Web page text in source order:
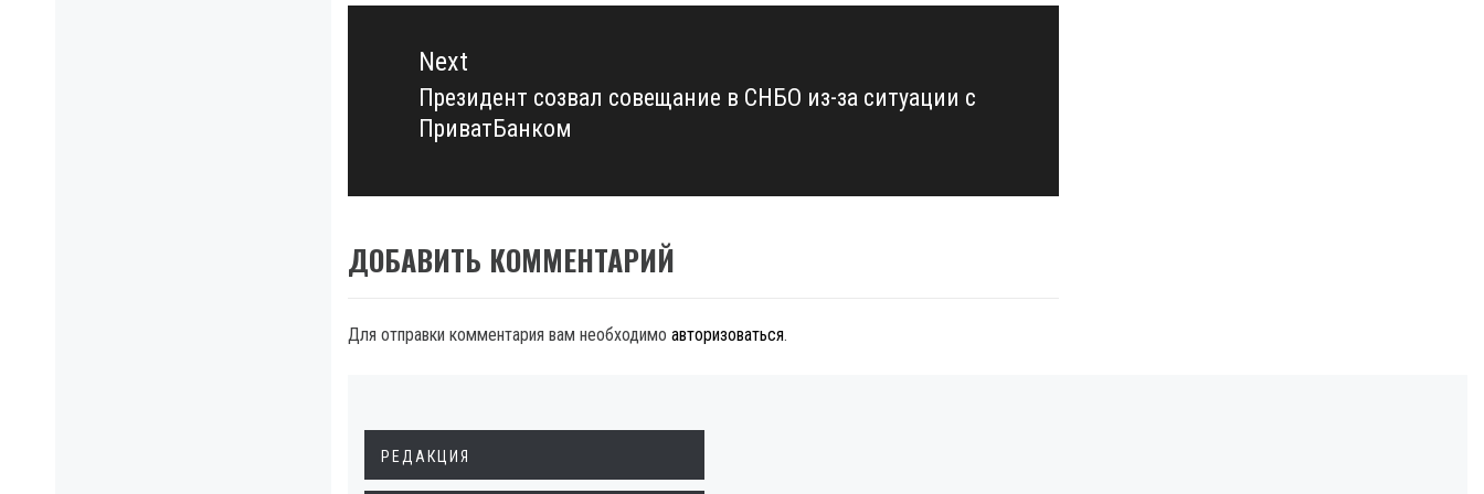
Next
Next
post:
Президент созвал совещание в СНБО из-за ситуации с
ПриватБанком
ДОБАВИТЬ КОММЕНТАРИЙ
Для отправки комментария вам необходимо авторизоваться.
РЕДАКЦИЯ